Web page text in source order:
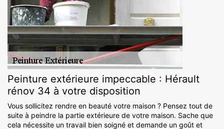
Peinture extérieure impeccable : Hérault
rénov 34 à votre disposition
Vous sollicitez rendre en beauté votre maison ? Pensez tout de
suite à peindre la partie extérieure de votre maison. Sache que
cela nécessite un travail bien soigné et demande un goût et